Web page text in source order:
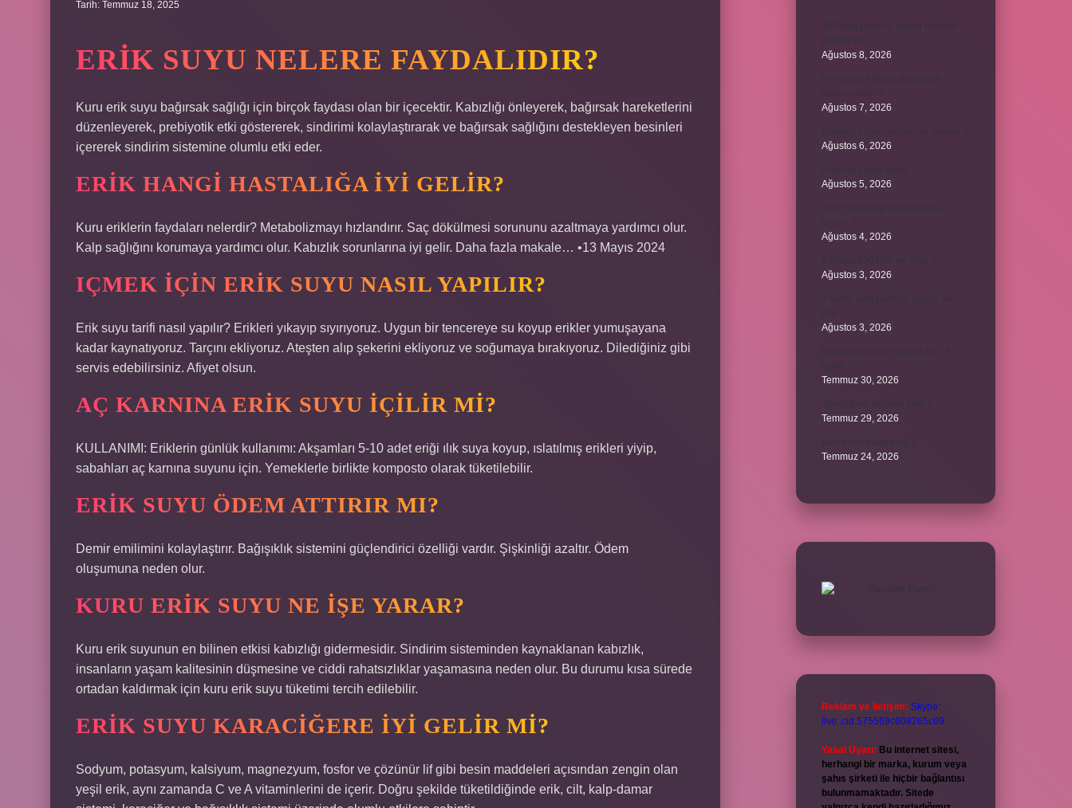
Tarih: Temmuz 18, 2025
ERIK SUYU NELERE FAYDALIDIR?
Kuru erik suyu bağırsak sağlığı için birçok faydası olan bir içecektir. Kabızlığı önleyerek, bağırsak hareketlerini
düzenleyerek, prebiyotik etki göstererek, sindirimi kolaylaştırarak ve bağırsak sağlığını destekleyen besinleri
içererek sindirim sistemine olumlu etki eder.
ERIK HANGI HASTALIĞA IYI GELIR?
Kuru eriklerin faydaları nelerdir? Metabolizmayı hızlandırır. Saç dökülmesi sorununu azaltmaya yardımcı olur.
Kalp sağlığını korumaya yardımcı olur. Kabızlık sorunlarına iyi gelir. Daha fazla makale… •13 Mayıs 2024
IÇMEK IÇIN ERIK SUYU NASIL YAPILIR?
Erik suyu tarifi nasıl yapılır? Erikleri yıkayıp sıyırıyoruz. Uygun bir tencereye su koyup erikler yumuşayana
kadar kaynatıyoruz. Tarçını ekliyoruz. Ateşten alıp şekerini ekliyoruz ve soğumaya bırakıyoruz. Dilediğiniz gibi
servis edebilirsiniz. Afiyet olsun.
AÇ KARNINA ERIK SUYU IÇILIR MI?
KULLANIMI: Eriklerin günlük kullanımı: Akşamları 5-10 adet eriği ılık suya koyup, ıslatılmış erikleri yiyip,
sabahları aç karnına suyunu için. Yemeklerle birlikte komposto olarak tüketilebilir.
ERIK SUYU ÖDEM ATTIRIR MI?
Demir emilimini kolaylaştırır. Bağışıklık sistemini güçlendirici özelliği vardır. Şişkinliği azaltır. Ödem
oluşumuna neden olur.
KURU ERIK SUYU NE IŞE YARAR?
Kuru erik suyunun en bilinen etkisi kabızlığı gidermesidir. Sindirim sisteminden kaynaklanan kabızlık,
insanların yaşam kalitesinin düşmesine ve ciddi rahatsızlıklar yaşamasına neden olur. Bu durumu kısa sürede
ortadan kaldırmak için kuru erik suyu tüketimi tercih edilebilir.
ERIK SUYU KARACIĞERE IYI GELIR MI?
Sodyum, potasyum, kalsiyum, magnezyum, fosfor ve çözünür lif gibi besin maddeleri açısından zengin olan
yeşil erik, aynı zamanda C ve A vitaminlerini de içerir. Doğru şekilde tüketildiğinde erik, cilt, kalp-damar
TikTokta profil ss alınca bildirim
Ağustos 8, 2026
Ağustos 7, 2026
Ağustos 6, 2026
Ağustos 5, 2026
Ağustos 4, 2026
Ağustos 3, 2026
Ağustos 3, 2026
Temmuz 30, 2026
Temmuz 29, 2026
Temmuz 24, 2026
Reklam ve İletişim: Skype:
live:.cid.575569c608265c69
Yasal Uyarı: Bu internet sitesi,
herhangi bir marka, kurum veya
şahıs şirketi ile hiçbir bağlantısı
bulunmamaktadır. Sitede